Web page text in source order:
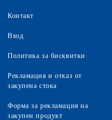
Контакт
Вход
Политика за бисквитки
Рекламация и отказ от
закупена стока
Форма за рекламация на
закупен продукт